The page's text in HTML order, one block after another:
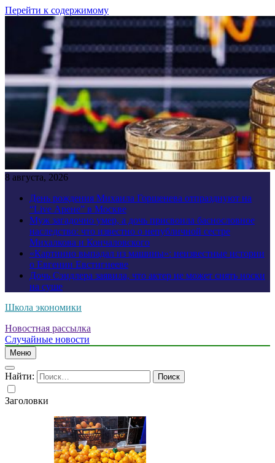
Перейти к содержимому
8 августа, 2026
День рождения Михаила Горшенева отпразднуют на
“Live Арене” в Москве
Муж загадочно умер, а дочь присвоила баснословное
наследство: что известно о непубличной сестре
Михалкова и Кончаловского
«Картинно выпадал из машины»: неизвестные истории
о Евгении Евстигнееве
Дочь Сэндлера заявила, что актер не может снять носки
на суше
Школа экономики
Новостная рассылка
Случайные новости
Меню
Найти:
Заголовки